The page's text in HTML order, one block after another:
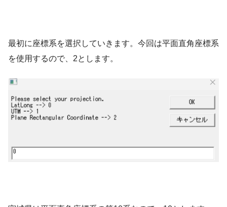
最初に座標系を選択していきます。今回は平面直角座標系
を使用するので、2とします。